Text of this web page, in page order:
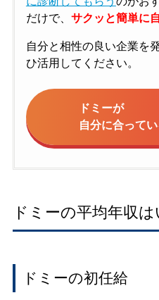
だけで、 サクッと簡単に
自分と相性の良い企業を
ひ活用してください。
ドミーが
自分に合って
ドミーの平均年収は
ドミーの初任給